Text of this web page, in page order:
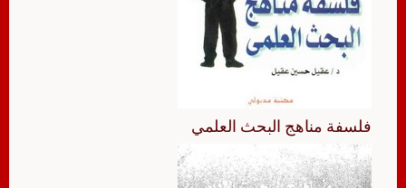
فلسفة مناهج البحث العلمي